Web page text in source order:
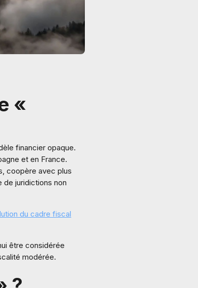
«
financier opaque.
et en France.
coopère avec plus
de juridictions non
du cadre fiscal
être considérée
modérée.